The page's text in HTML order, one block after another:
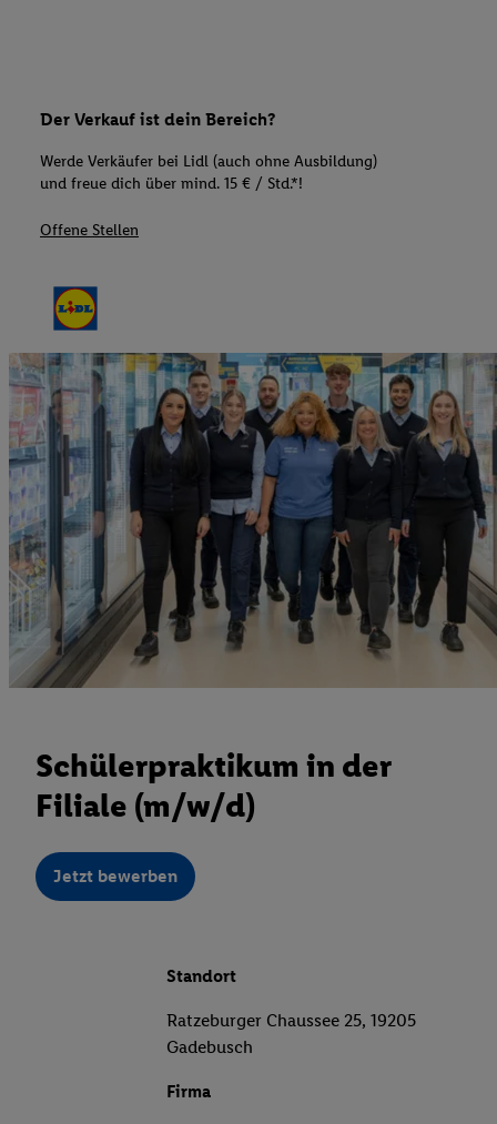
Der Verkauf ist dein Bereich?
Werde Verkäufer bei Lidl (auch ohne Ausbildung)
und freue dich über mind. 15 € / Std.*!
Offene Stellen
Schülerpraktikum in der
Filiale (m/w/d)
Jetzt bewerben
Standort
Ratzeburger Chaussee 25, 19205
Gadebusch
Firma